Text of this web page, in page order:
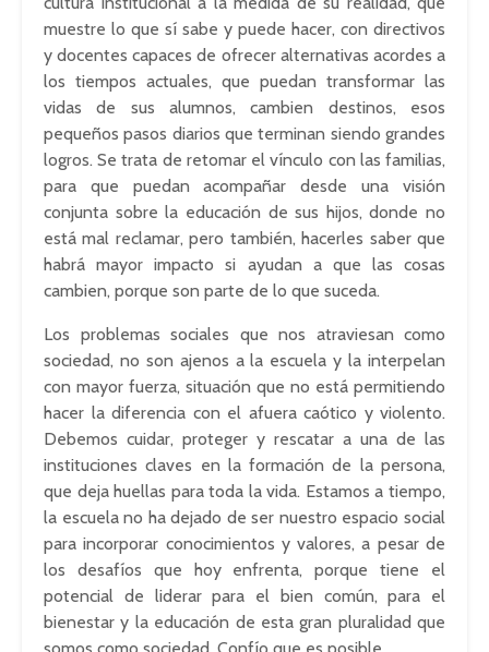
muestre lo que sí sabe y puede hacer, con directivos
y docentes capaces de ofrecer alternativas acordes a
los tiempos actuales, que puedan transformar las
vidas de sus alumnos, cambien destinos, esos
pequeños pasos diarios que terminan siendo grandes
logros. Se trata de retomar el vínculo con las familias,
para que puedan acompañar desde una visión
conjunta sobre la educación de sus hijos, donde no
está mal reclamar, pero también, hacerles saber que
habrá mayor impacto si ayudan a que las cosas
cambien, porque son parte de lo que suceda.
Los problemas sociales que nos atraviesan como
sociedad, no son ajenos a la escuela y la interpelan
con mayor fuerza, situación que no está permitiendo
hacer la diferencia con el afuera caótico y violento.
Debemos cuidar, proteger y rescatar a una de las
instituciones claves en la formación de la persona,
que deja huellas para toda la vida. Estamos a tiempo,
la escuela no ha dejado de ser nuestro espacio social
para incorporar conocimientos y valores, a pesar de
los desafíos que hoy enfrenta, porque tiene el
potencial de liderar para el bien común, para el
bienestar y la educación de esta gran pluralidad que